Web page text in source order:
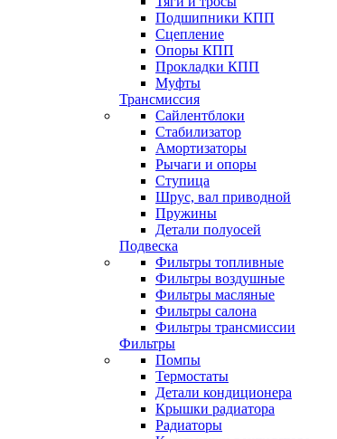
Подшипники КПП
Сцепление
Опоры КПП
Прокладки КПП
Муфты
Трансмиссия
Сайлентблоки
Стабилизатор
Амортизаторы
Рычаги и опоры
Ступица
Шрус, вал приводной
Пружины
Детали полуосей
Подвеска
Фильтры топливные
Фильтры воздушные
Фильтры масляные
Фильтры салона
Фильтры трансмиссии
Фильтры
Помпы
Термостаты
Детали кондиционера
Крышки радиатора
Радиаторы